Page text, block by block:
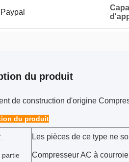
du produit
de construction d'origine
du produit
Les pièces de ce type ne
partie Compresseur AC à